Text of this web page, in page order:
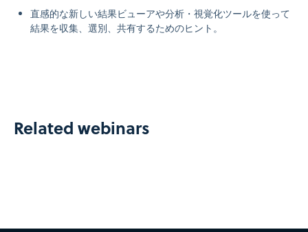
直感的な新しい結果ビューアや分析・視覚化ツールを使って
結果を収集、選別、共有するためのヒント。
Related webinars